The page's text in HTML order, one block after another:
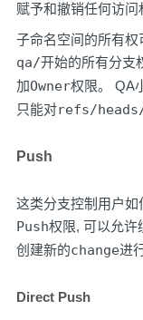
赋予和撤销任何访问
子命名空间的所有权
qa/开始的所有分支
加Owner权限。 QA
只能对refs/
Push
这类分支控制用户
Push权限, 可以允许
创建新的change进
Direct Push